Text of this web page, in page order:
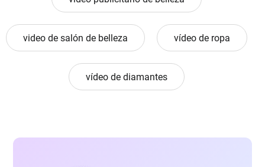
video de salón de belleza vídeo de ropa
vídeo de diamantes